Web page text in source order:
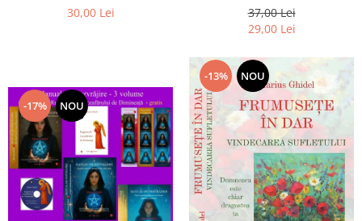
30,00 Lei
37,00 Lei
29,00 Lei
-17% NOU
-13% NOU